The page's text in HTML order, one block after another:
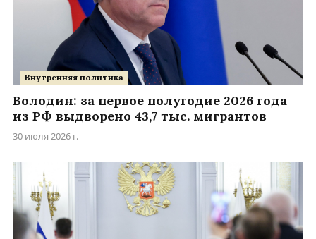
Внутренняя политика
Володин: за первое полугодие 2026 года
из РФ выдворено 43,7 тыс. мигрантов
30 июля 2026 г.